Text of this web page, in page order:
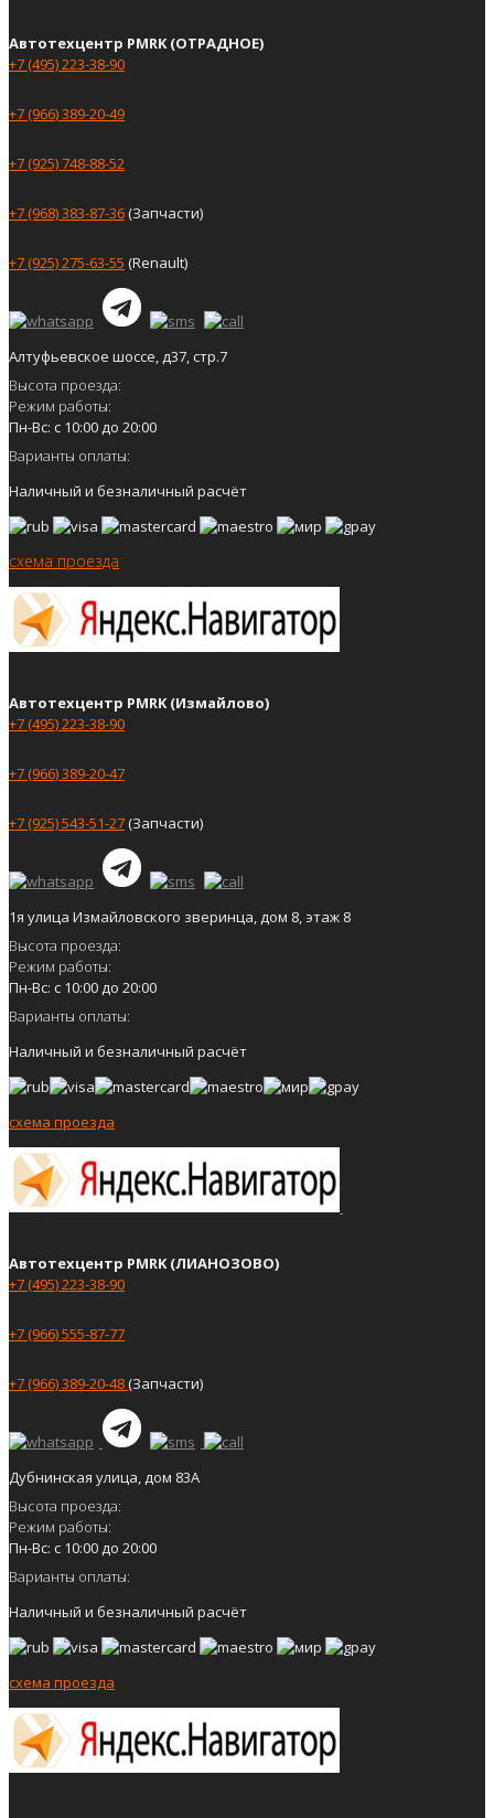
Автотехцентр PMRK (ОТРАДНОЕ)
+7 (495) 223-38-90
+7 (966) 389-20-49
+7 (925) 748-88-52
+7 (968) 383-87-36(Запчасти)
+7 (925) 275-63-55 (Renault)
Алтуфьевское шоссе, д37, стр.7
Высота проезда:
Режим работы:
Пн-Вс: с 10:00 до 20:00
Варианты оплаты:
Наличный и безналичный расчёт
схема проезда
Автотехцентр PMRK (Измайлово)
+7 (495) 223-38-90
+7 (966) 389-20-47
+7 (925) 543-51-27(Запчасти)
1я улица Измайловского зверинца, дом 8, этаж 8
Высота проезда:
Режим работы:
Пн-Вс: с 10:00 до 20:00
Варианты оплаты:
Наличный и безналичный расчёт
схема проезда
Автотехцентр PMRK (ЛИАНОЗОВО)
+7 (495) 223-38-90
+7 (966) 555-87-77
+7 (966) 389-20-48(Запчасти)
Дубнинская улица, дом 83А
Высота проезда:
Режим работы:
Пн-Вс: с 10:00 до 20:00
Варианты оплаты:
Наличный и безналичный расчёт
схема проезда